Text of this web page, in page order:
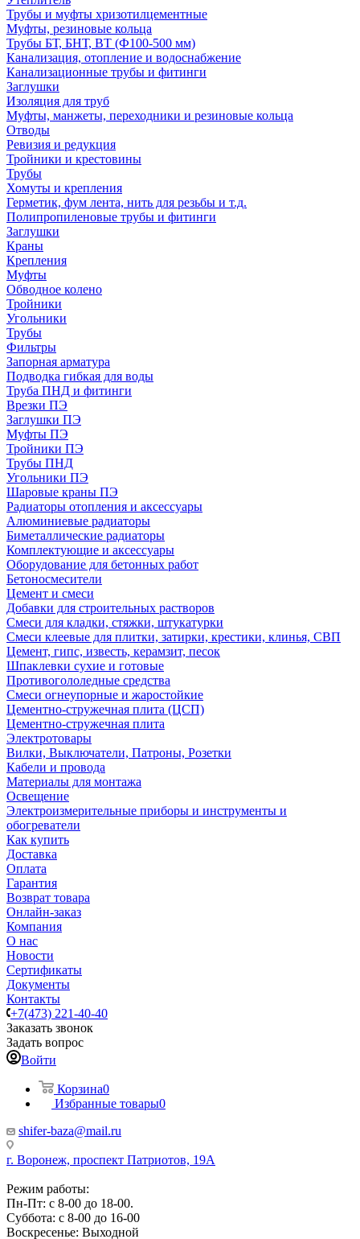
Трубы и муфты хризотилцементные
Муфты, резиновые кольца
Трубы БТ, БНТ, ВТ (Ф100-500 мм)
Канализация, отопление и водоснабжение
Канализационные трубы и фитинги
Заглушки
Изоляция для труб
Муфты, манжеты, переходники и резиновые кольца
Отводы
Ревизия и редукция
Тройники и крестовины
Трубы
Хомуты и крепления
Герметик, фум лента, нить для резьбы и т.д.
Полипропиленовые трубы и фитинги
Заглушки
Краны
Крепления
Муфты
Обводное колено
Тройники
Угольники
Трубы
Фильтры
Запорная арматура
Подводка гибкая для воды
Труба ПНД и фитинги
Врезки ПЭ
Заглушки ПЭ
Муфты ПЭ
Тройники ПЭ
Трубы ПНД
Угольники ПЭ
Шаровые краны ПЭ
Радиаторы отопления и аксессуары
Алюминиевые радиаторы
Биметаллические радиаторы
Комплектующие и аксессуары
Оборудование для бетонных работ
Бетоносмесители
Цемент и смеси
Добавки для строительных растворов
Смеси для кладки, стяжки, штукатурки
Смеси клеевые для плитки, затирки, крестики, клинья, СВП
Цемент, гипс, известь, керамзит, песок
Шпаклевки сухие и готовые
Противогололедные средства
Смеси огнеупорные и жаростойкие
Цементно-стружечная плита (ЦСП)
Цементно-стружечная плита
Электротовары
Вилки, Выключатели, Патроны, Розетки
Кабели и провода
Материалы для монтажа
Освещение
Электроизмерительные приборы и инструменты и
обогреватели
Как купить
Доставка
Оплата
Гарантия
Возврат товара
Онлайн-заказ
Компания
О нас
Новости
Сертификаты
Документы
Контакты
+7(473) 221-40-40
Заказать звонок
Задать вопрос
Войти
Корзина0
Избранные товары0
shifer-baza@mail.ru
г. Воронеж, проспект Патриотов, 19А
Режим работы:
Пн-Пт: с 8-00 до 18-00.
Суббота: с 8-00 до 16-00
Воскресенье: Выходной